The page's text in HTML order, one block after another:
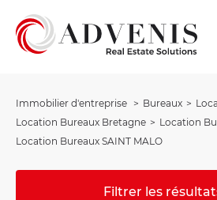
Immobilier d'entreprise Bureaux
Location Bureaux Bretagne
Location
Location Bureaux SAINT MALO
Filtrer les